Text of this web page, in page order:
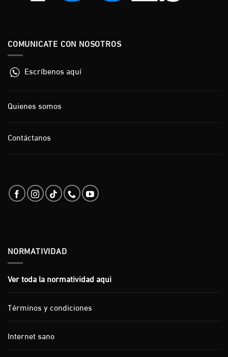
COMUNICATE CON NOSOTROS
Escríbenos aquí
Quienes somos
Contáctanos
NORMATIVIDAD
Ver toda la normatividad aqui
Términos y condiciones
Internet sano